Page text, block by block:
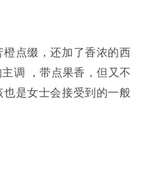
点缀，还加了香浓的西
调 ，带点果香，但又不
是女士会接受到的一般